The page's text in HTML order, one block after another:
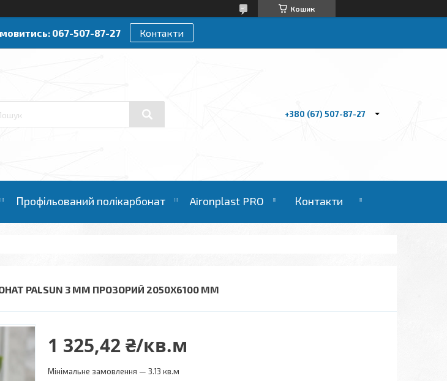
Кошик
067-507-87-27 Контакти
+380 (67) 507-87-27
Профільований полікарбонат Aironplast PRO Контакти
PALSUN 3 ММ ПРОЗОРИЙ 2050X6100 ММ
1 325,42 ₴/кв.м
Мінімальне замовлення — 3.13 кв.м